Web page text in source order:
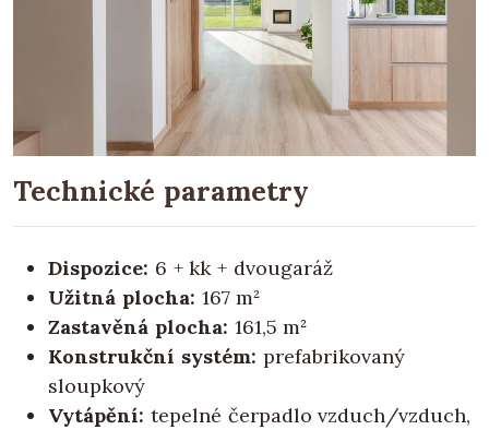
Technické parametry
Dispozice: 6 + kk + dvougaráž
Užitná plocha: 167 m²
Zastavěná plocha: 161,5 m²
Konstrukční systém: prefabrikovaný
sloupkový
Vytápění: tepelné čerpadlo vzduch/vzduch,